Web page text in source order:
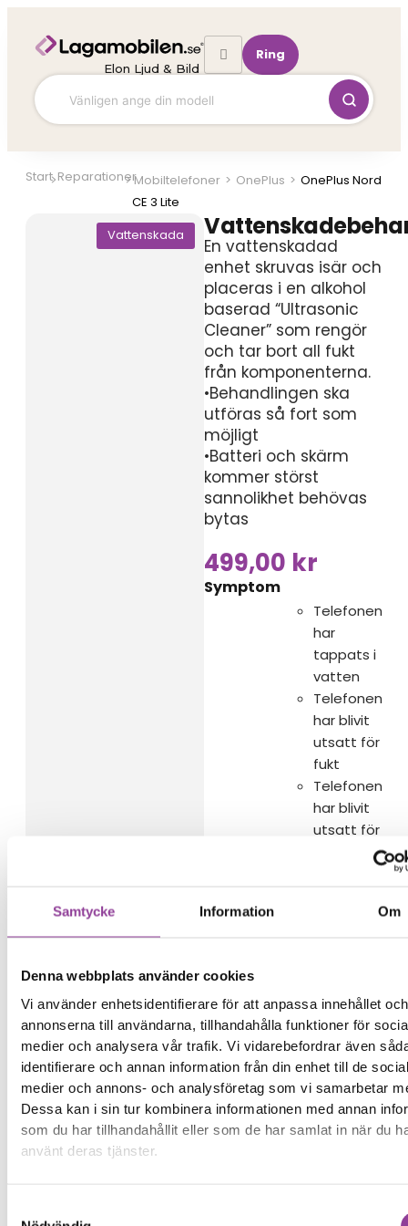
Samtycke Information Om
Denna webbplats använder cookies
Vi använder enhetsidentifierare för att anpassa innehållet och
annonserna till användarna, tillhandahålla funktioner för
medier och analysera vår trafik. Vi vidarebefordrar även
identifierare och annan information från din enhet till de
medier och annons- och analysföretag som vi samarbetar
Dessa kan i sin tur kombinera informationen med annan
som du har tillhandahållit eller som de har samlat in när du
använt deras tjänster.
Hoppa
innehåll
Elon Ljud & Bild
Ring
Start ReparationerMobiltelefoner > OnePlus > OnePlus Nord
CE 3 Lite
Vattenskada
En vattenskadad
enhet skruvas isär och
placeras i en alkohol
baserad “Ultrasonic
Cleaner” som rengör
och tar bort all fukt
från komponenterna.
•Behandlingen ska
utföras så fort som
möjligt
•Batteri och skärm
kommer störst
sannolikhet behövas
bytas
499,00 kr
Symptom
Telefonen
har
tappats i
vatten
Telefonen
har blivit
utsatt för
fukt
Telefonen
har blivit
utsatt för
– Ca 120 minuter
reparation
Boka tid
Fler reparationer för samma